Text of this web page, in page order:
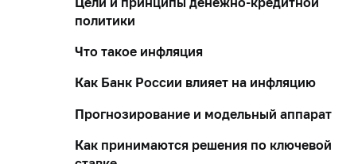
политики
Что такое инфляция
Как Банк России влияет на инфляцию
Прогнозирование и модельный аппарат
Как принимаются решения по ключевой